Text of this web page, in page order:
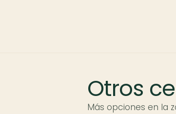
Otros
Más opciones en la